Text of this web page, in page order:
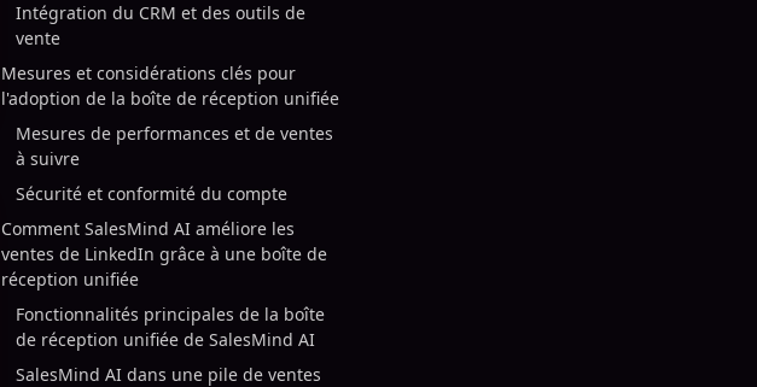
Intégration du CRM et des outils de
vente
Mesures et considérations clés pour
l'adoption de la boîte de réception unifiée
Mesures de performances et de ventes
à suivre
Sécurité et conformité du compte
Comment SalesMind AI améliore les
ventes de LinkedIn grâce à une boîte de
réception unifiée
Fonctionnalités principales de la boîte
de réception unifiée de SalesMind AI
SalesMind AI dans une pile de ventes